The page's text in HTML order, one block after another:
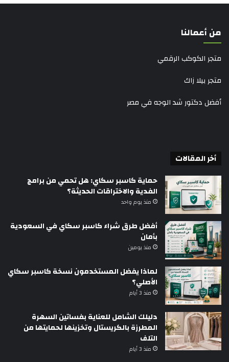
من أعمالنا
متجر الكوكب الرقمي
متجر بيلا زاك
أفضل دكتور شد الوجه في مصر
أخر المقالات
حماية كاسبر سكاي: هل تحمي من برامج
الفدية والاختراقات الحديثة؟
منذ يوم واحد
أفضل طرق شراء كاسبر سكاي في السعودية
بأمان
منذ يومين
لماذا يفضل المستخدمون نسخة كاسبر سكاي
الأصلي؟
منذ 3 أيام
دليلك الشامل للعناية بفساتين السهرة
المطرزة بالكريستال وتخزينها لحمايتها من
التلف
منذ 3 أيام